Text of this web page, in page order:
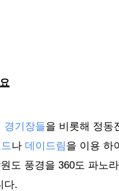
경기장들을 비롯해 정동
나 데이드림을 이용 하
도 풍경을 360도 파노
다.